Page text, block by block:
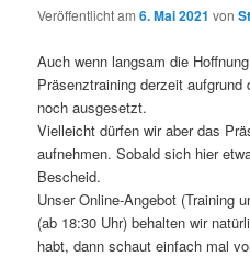
Veröffentlicht am6. Mai 2021 von
Auch wenn langsam die
Präsenztraining derzeit
noch ausgesetzt.
Vielleicht dürfen wir aber das
aufnehmen. Sobald sich hier
Bescheid.
Unser Online-Angebot (Training
(ab 18:30 Uhr) behalten wir
habt, dann schaut einfach mal